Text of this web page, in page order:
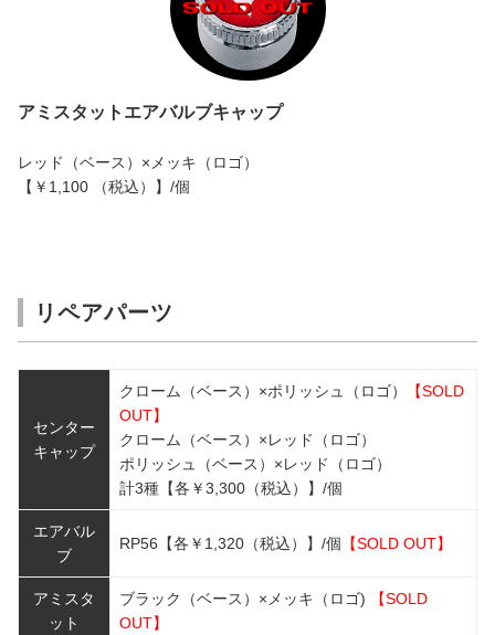
アミスタットエアバルブキャップ
レッド（ベース）×メッキ（ロゴ）
【￥1,100 （税込）】/個
リペアパーツ
センター
キャップ
クローム（ベース）×ポリッシュ（ロゴ）
【SOLD
OUT】
クローム（ベース）×レッド（ロゴ）
ポリッシュ（ベース）×レッド（ロゴ）
計3種【各￥3,300（税込）】/個
エアバル
ブ
RP56【各￥1,320（税込）】/個 【SOLD OUT】
アミスタ
ット
ブラック（ベース）×メッキ（ロゴ)
【SOLD
OUT】